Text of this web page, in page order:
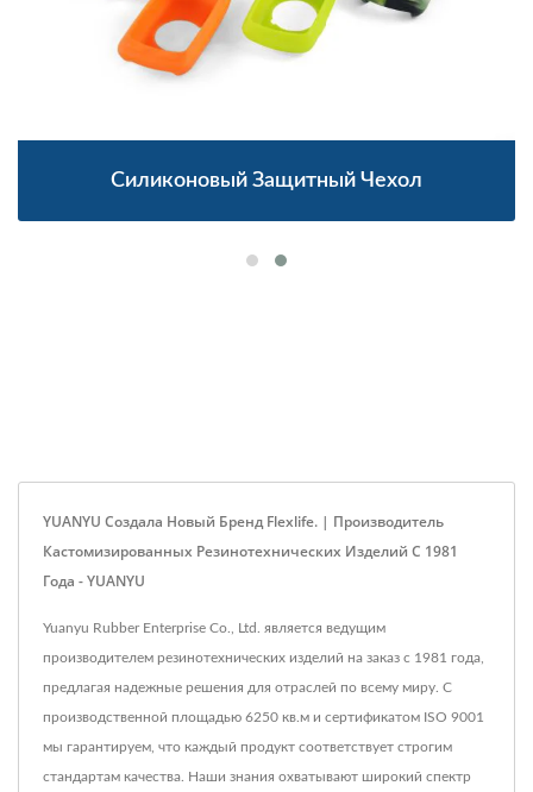
Силиконовый Защитный Чехол
YUANYU Создала Новый Бренд Flexlife. | Производитель
Кастомизированных Резинотехнических Изделий С 1981
Года - YUANYU
Yuanyu Rubber Enterprise Co., Ltd. является ведущим
производителем резинотехнических изделий на заказ с 1981 года,
предлагая надежные решения для отраслей по всему миру. С
производственной площадью 6250 кв.м и сертификатом ISO 9001
мы гарантируем, что каждый продукт соответствует строгим
стандартам качества. Наши знания охватывают широкий спектр